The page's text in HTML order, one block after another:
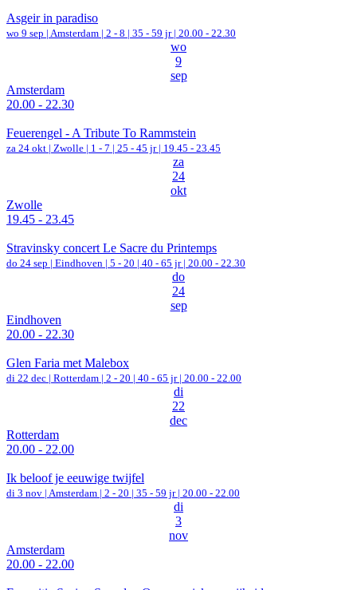
Asgeir in paradiso
wo 9 sep | Amsterdam | 2 - 8 | 35 - 59 jr | 20.00 - 22.30
wo
9
sep
Amsterdam
20.00 - 22.30
Feuerengel - A Tribute To Rammstein
za 24 okt | Zwolle | 1 - 7 | 25 - 45 jr | 19.45 - 23.45
za
24
okt
Zwolle
19.45 - 23.45
Stravinsky concert Le Sacre du Printemps
do 24 sep | Eindhoven | 5 - 20 | 40 - 65 jr | 20.00 - 22.30
do
24
sep
Eindhoven
20.00 - 22.30
Glen Faria met Malebox
di 22 dec | Rotterdam | 2 - 20 | 40 - 65 jr | 20.00 - 22.00
di
22
dec
Rotterdam
20.00 - 22.00
Ik beloof je eeuwige twijfel
di 3 nov | Amsterdam | 2 - 20 | 35 - 59 jr | 20.00 - 22.00
di
3
nov
Amsterdam
20.00 - 22.00